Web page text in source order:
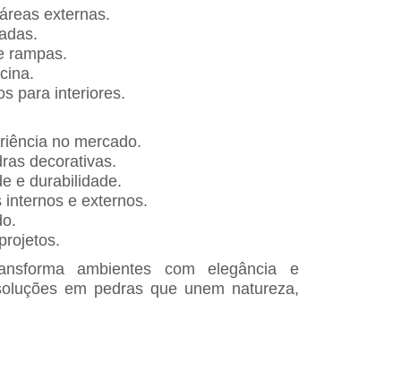
externas.
rampas.
para interiores.
no mercado.
decorativas.
e durabilidade.
internos e externos.
ambientes com elegância e
em pedras que unem natureza,